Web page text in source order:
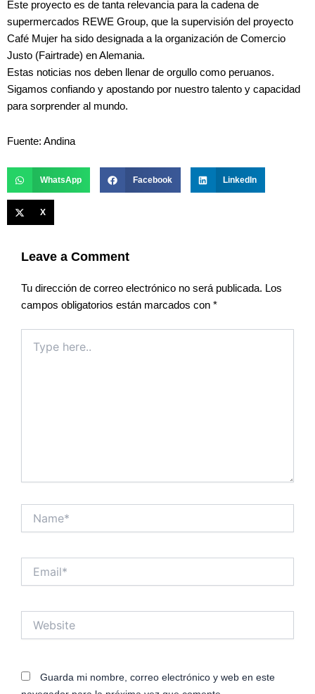
Este proyecto es de tanta relevancia para la cadena de
supermercados REWE Group, que la supervisión del proyecto
Café Mujer ha sido designada a la organización de Comercio
Justo (Fairtrade) en Alemania.
Estas noticias nos deben llenar de orgullo como peruanos.
Sigamos confiando y apostando por nuestro talento y capacidad
para sorprender al mundo.
Fuente: Andina
WhatsApp Facebook LinkedIn
X
Leave a Comment
Tu dirección de correo electrónico no será publicada. Los
campos obligatorios están marcados con *
here..
Guarda mi nombre, correo electrónico y web en este